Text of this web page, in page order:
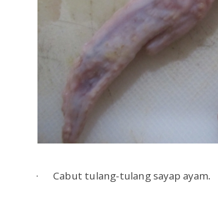
· Cabut tulang-tulang sayap ayam.